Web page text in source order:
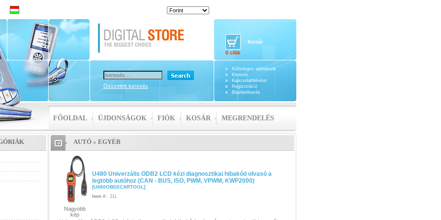
Összetett keresés
Kosár
0 cikk
Különleges ajánlatunk
Keresés
Kapcsolatfelvétel
Regisztráció
Bejelentkezés
FŐOLDAL ÚJDONSÁGOK FIÓK KOSÁR MEGRENDELÉS
AUTÓ» EGYÉB
Nagyobb
kép
U480 Univerzális ODB2 LCD kézi diagnosztikai hibakód olvasó a
legtöbb autóhoz (CAN - BUS, ISO, PWM, VPWM, KWP2000)
[U480OBD2CARTOOL ]
Item #: 211